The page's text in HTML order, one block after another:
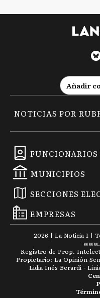
Añadir
FUNCIONARIOS
MUNICIPIOS
SECCIONES
EMPRESAS
NOTICIAS POR
2026 | La Noticia 1 |
www.
Registro de Prop.
Propietario: La Opinión
Lidia Inés Berardi -